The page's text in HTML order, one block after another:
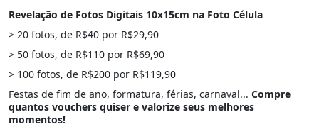
Revelação de Fotos Digitais 10x15cm na Foto Célula
> 20 fotos, de R$40 por R$29,90
> 50 fotos, de R$110 por R$69,90
> 100 fotos, de R$200 por R$119,90
Festas de fim de ano, formatura, férias, carnaval... Compre
quantos vouchers quiser e valorize seus melhores
momentos!